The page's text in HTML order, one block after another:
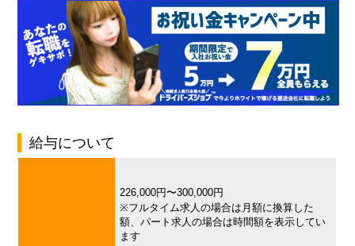
給与について
226,000円〜300,000円
※フルタイム求人の場合は月額に換算した
額、パート求人の場合は時間額を表示してい
ます